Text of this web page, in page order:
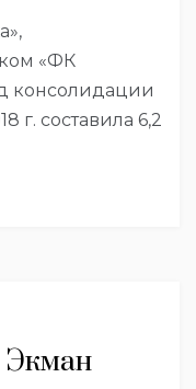
«ФК
консолидации
г. составила 6,2